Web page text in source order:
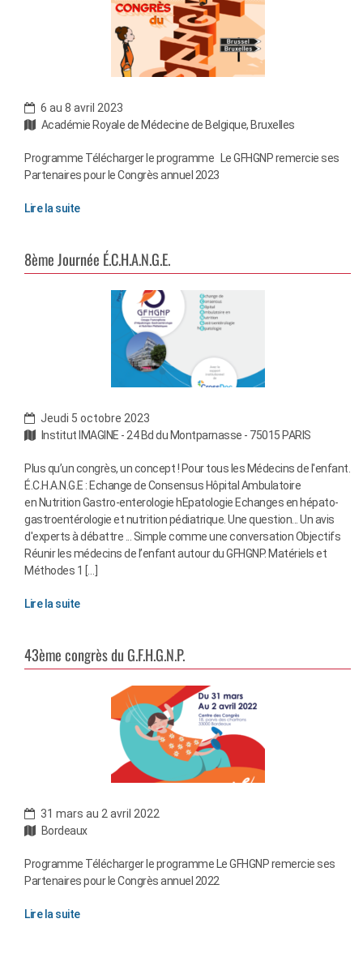
6 au 8 avril 2023
Académie Royale de Médecine de Belgique, Bruxelles
Programme Télécharger le programme Le GFHGNP remercie ses
Partenaires pour le Congrès annuel 2023
Lire la suite
8ème Journée É.C.H.A.N.G.E.
Jeudi 5 octobre 2023
Institut IMAGINE - 24 Bd du Montparnasse - 75015 PARIS
Plus qu’un congrès, un concept ! Pour tous les Médecins de l'enfant.
É.C.H.A.N.G.E : Echange de Consensus Hôpital Ambulatoire
en Nutrition Gastro-enterologie hEpatologie Echanges en hépato-
gastroentérologie et nutrition pédiatrique. Une question... Un avis
d'experts à débattre ... Simple comme une conversation Objectifs
Réunir les médecins de l’enfant autour du GFHGNP. Matériels et
Méthodes 1 […]
Lire la suite
43ème congrès du G.F.H.G.N.P.
31 mars au 2 avril 2022
Bordeaux
Programme Télécharger le programme Le GFHGNP remercie ses
Partenaires pour le Congrès annuel 2022
Lire la suite